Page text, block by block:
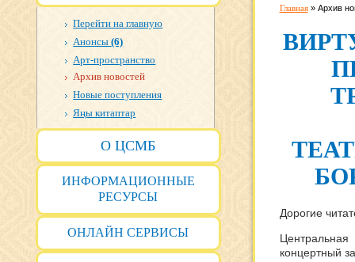
Перейти на главную
Анонсы(6)
Арт-пространство
Архив новостей
Новые поступления
Яңы китаптар
О ЦСМБ
ИНФОРМАЦИОННЫЕ
РЕСУРСЫ
ОНЛАЙН СЕРВИСЫ
Главная» Архив
Дорогие
концертный